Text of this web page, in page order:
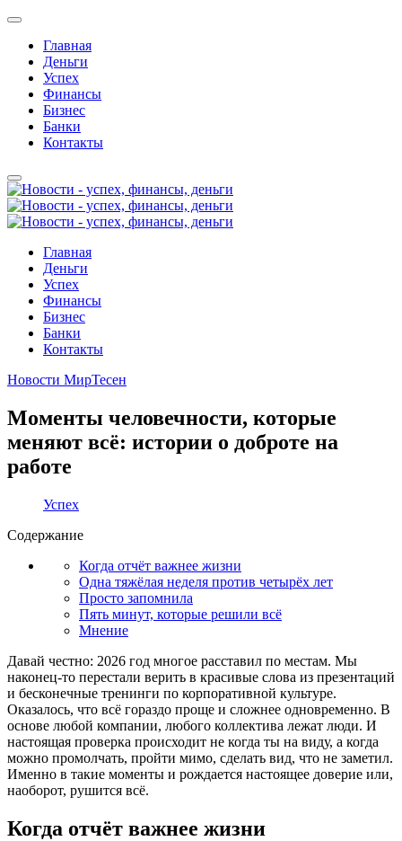
Главная
Деньги
Успех
Финансы
Бизнес
Банки
Контакты
Главная
Деньги
Успех
Финансы
Бизнес
Банки
Контакты
Новости МирТесен
Моменты человечности, которые
меняют всё: истории о доброте на
работе
Успех
Содержание
Когда отчёт важнее жизни
Одна тяжёлая неделя против четырёх лет
Просто запомнила
Пять минут, которые решили всё
Мнение
Давай честно: 2026 год многое расставил по местам. Мы
наконец-то перестали верить в красивые слова из презентаций
и бесконечные тренинги по корпоративной культуре.
Оказалось, что всё гораздо проще и сложнее одновременно. В
основе любой компании, любого коллектива лежат люди. И
настоящая проверка происходит не когда ты на виду, а когда
можно промолчать, пройти мимо, сделать вид, что не заметил.
Именно в такие моменты и рождается настоящее доверие или,
наоборот, рушится всё.
Когда отчёт важнее жизни